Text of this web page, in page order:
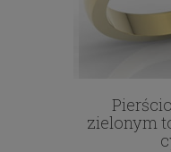
zielonym